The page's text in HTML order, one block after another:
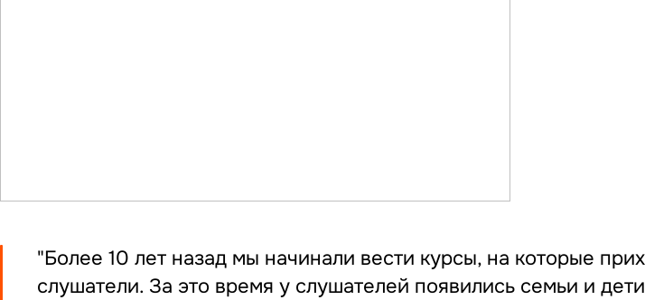
"Более 10 лет назад мы начинали вести курсы, на которые
слушатели. За это время у слушателей появились семьи и